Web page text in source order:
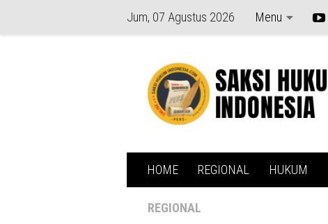
Jum, 07 Agustus 2026 Menu
HOME REGIONAL HUKUM
REGIONAL